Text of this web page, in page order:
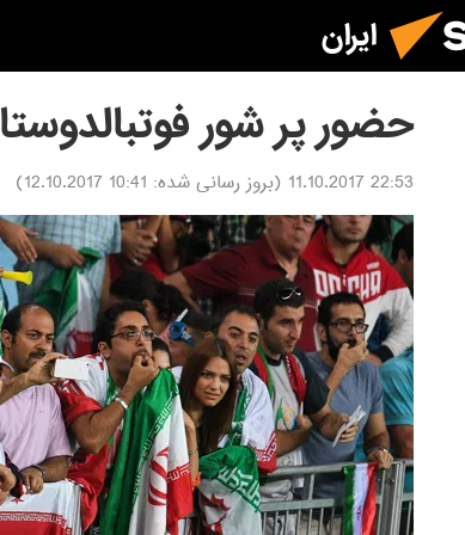
ایران
حضور پر شور
22:53 11.10.2017 (بروز رسانی شده: 10:41 12.10.2017
)